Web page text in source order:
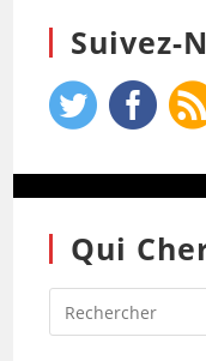
Suivez-
Qui